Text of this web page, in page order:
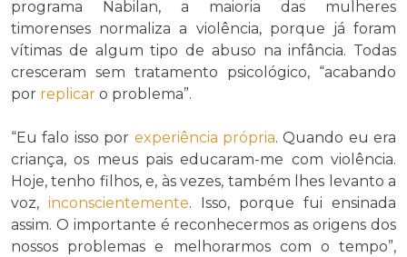
programa Nabilan, a maioria das mulheres
timorenses normaliza a violência, porque já foram
vítimas de algum tipo de abuso na infância. Todas
cresceram sem tratamento psicológico, “acabando
por replicar o problema”.
“Eu falo isso por experiência própria. Quando eu era
criança, os meus pais educaram-me com violência.
Hoje, tenho filhos, e, às vezes, também lhes levanto a
voz, inconscientemente. Isso, porque fui ensinada
assim. O importante é reconhecermos as origens dos
nossos problemas e melhorarmos com o tempo”,